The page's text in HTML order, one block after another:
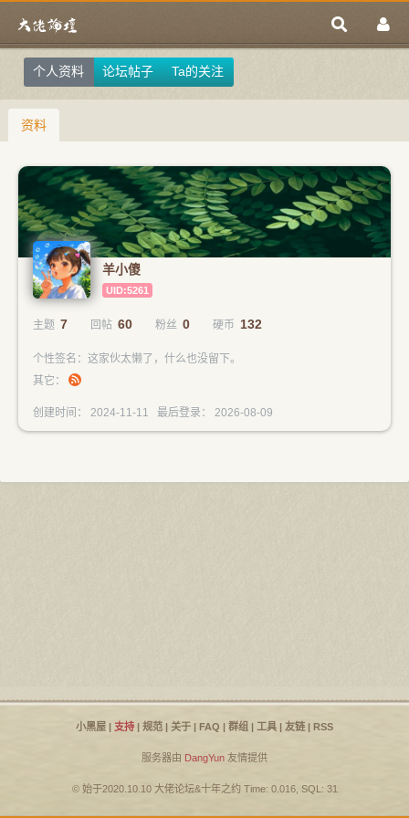
个人资料 论坛帖子 Ta的关注
资料
羊小傻
UID:5261
主题 7 回帖 60 粉丝 0 硬币 132
个性签名：这家伙太懒了，什么也没留下。
其它：
创建时间： 2024-11-11 最后登录： 2026-08-09
小黑屋 | 支持 | 规范 | 关于 | FAQ | 群组 | 工具 | 友链 | RSS
服务器由 DangYun 友情提供
© 始于2020.10.10 大佬论坛&十年之约Time: 0.016, SQL: 31